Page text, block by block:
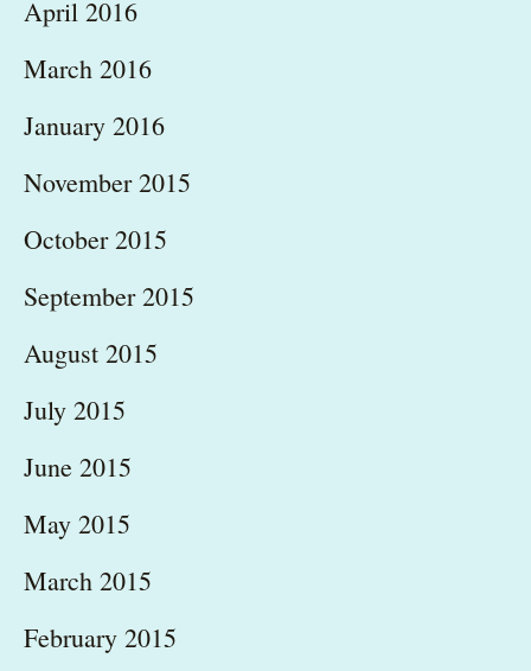
April 2016
March 2016
January 2016
November 2015
October 2015
September 2015
August 2015
July 2015
June 2015
May 2015
March 2015
February 2015